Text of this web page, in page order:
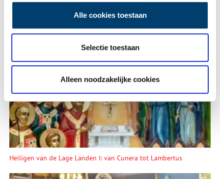
Alle cookies toestaan
Selectie toestaan
Alleen noodzakelijke cookies
Lees meer verhalen
Heiligen van de Lage Landen I: van Cunera tot Lambertus